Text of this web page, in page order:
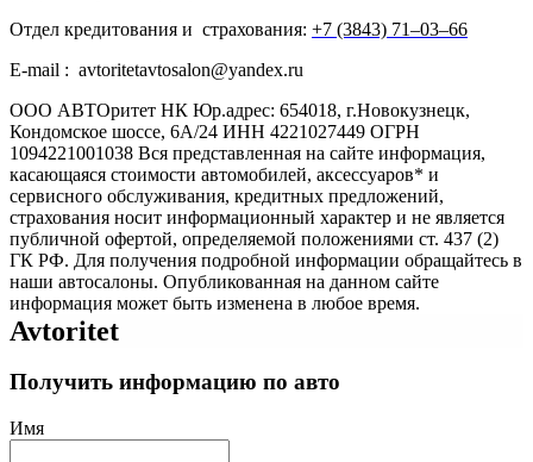
Отдел кредитования и страхования: +7 (3843) 71‒03‒66
E-mail : avtoritetavtosalon@yandex.ru
ООО АВТОритет НК Юр.адрес: 654018, г.Новокузнецк,
Кондомское шоссе, 6А/24 ИНН 4221027449 ОГРН
1094221001038 Вся представленная на сайте информация,
касающаяся стоимости автомобилей, аксессуаров* и
сервисного обслуживания, кредитных предложений,
страхования носит информационный характер и не является
публичной офертой, определяемой положениями ст. 437 (2)
ГК РФ. Для получения подробной информации обращайтесь в
наши автосалоны. Опубликованная на данном сайте
информация может быть изменена в любое время.
Avtoritet
Получить информацию по авто
Имя